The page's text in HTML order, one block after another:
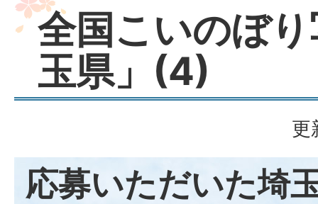
全国こいのぼ
玉県」(4)
更
応募いただいた埼